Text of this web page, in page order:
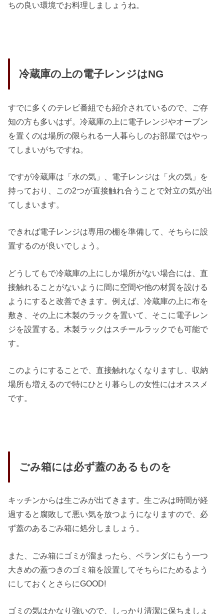
ちの良い環境でお料理しましょうね。
冷蔵庫の上の電子レンジはNG
すでに多くのテレビ番組でも紹介されているので、ご存
知の方も多いはず。冷蔵庫の上に電子レンジやオーブン
を置くのは場所の限られる一人暮らしのお部屋ではやっ
てしまいがちですね。
ですが冷蔵庫は「水の気」、電子レンジは「火の気」を
持っており、この2つが直接触れ合うことで対立の気が出
てしまいます。
できれば電子レンジは専用の棚を準備して、そちらに設
置するのが良いでしょう。
どうしてもで冷蔵庫の上にしか場所がない場合には、直
接触れることがないように間に空間や他の材質を設ける
ようにすると改善できます。例えば、冷蔵庫の上に布を
敷き、その上に木製のラックを置いて、そこに電子レン
ジを設置する。木製ラックはスチールラックでも可能で
す。
このようにすることで、直接触れなくなりますし、収納
場所も増えるので特にひとり暮らしの女性にはオススメ
です。
ごみ箱には必ず蓋のあるものを
キッチンからは生ごみが出てきます。生ごみは時間が経
過すると腐敗して悪い気を放つようになりますので、必
ず蓋のあるごみ箱に処分しましょう。
また、ごみ箱にゴミが溜まったら、ベランダにもう一つ
大きめの蓋つきのゴミ箱を設置してそちらにためるよう
にしておくとさらにGOOD!
ゴミの気はかなり強いので、しっかり清潔に保ちましょ